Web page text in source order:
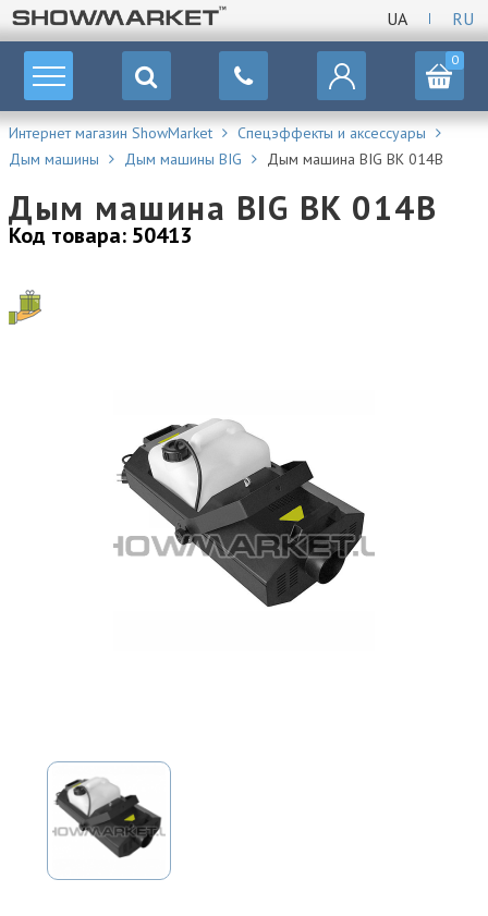
UA RU
0
Интернет магазин ShowMarket
Спецэффекты и аксессуары
Дым машины
Дым машины BIG Дым машина BIG BK 014B
Дым машина BIG BK 014B
Код товара: 50413